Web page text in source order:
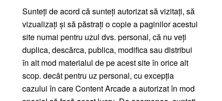
Sunteți de acord că sunteți autorizat să vizitați, să
vizualizați și să păstrați o copie a paginilor acestui
site numai pentru uzul dvs. personal, că nu veți
duplica, descărca, publica, modifica sau distribui
în alt mod materialul de pe acest site în orice alt
scop. decât pentru uz personal, cu excepția
cazului în care Content Arcade a autorizat în mod